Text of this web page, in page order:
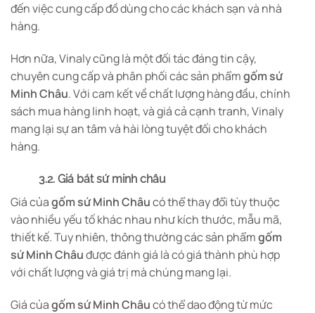
đến việc cung cấp đồ dùng cho các khách sạn và nhà
hàng.
Hơn nữa, Vinaly cũng là một đối tác đáng tin cậy,
chuyên cung cấp và phân phối các sản phẩmgốm sứ
Minh Châu. Với cam kết về chất lượng hàng đầu, chính
sách mua hàng linh hoạt, và giá cả cạnh tranh, Vinaly
mang lại sự an tâm và hài lòng tuyệt đối cho khách
hàng.
3.2. Giá bát sứ minh châu
Giá củagốm sứ Minh Châucó thể thay đổi tùy thuộc
vào nhiều yếu tố khác nhau như kích thước, mẫu mã,
thiết kế. Tuy nhiên, thông thường các sản phẩmgốm
sứ Minh Châuđược đánh giá là có giá thành phù hợp
với chất lượng và giá trị mà chúng mang lại.
Giá củagốm sứ Minh Châucó thể dao động từ mức